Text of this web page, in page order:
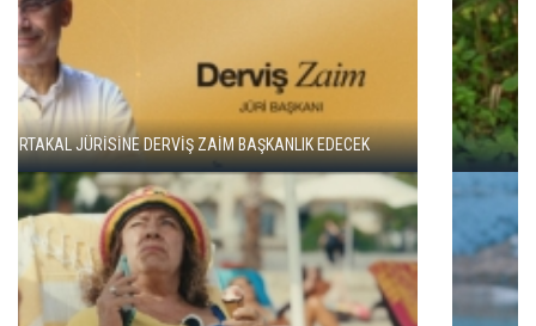
ADANA ALTIN KOZA'DA JÜRİ BAŞKANI ZUHAL OLCAY